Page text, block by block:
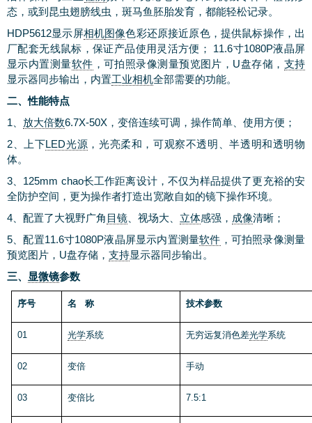
态，或到昆虫翅膀线虫，斑马鱼胚胎发育，都能轻松记录。
HDP5612显示屏相机图像色彩还原接近原色，提供鼠标操作，出
厂配套无线鼠标，保证产品使用灵活方便； 11.6寸1080P液晶屏
显示内置测量软件 ，可拍照录像测量预览图片，U盘存储， 支持
显示器同步输出， 内置工业相机全部需要的功能。
二、性能特点
1、 放大倍数6.7X-50X，变倍连续可调，操作简单、使用方便；
2
上下LED光源 ，光亮柔和，可观察不透明、半透明和透明物
体。
3
125mm chao长工作距离设计，不仅为样品提供了更充裕的安
全防护空间，更为操作者打造出宽敞自如的镜下操作环境。
4 、配置了大视野广角 目镜 、视场大、 立体感强， 成像清晰；
5 、配置11.6寸1080P液晶屏显示内置测量软件 ，可拍照录像测量
预览图片，U盘存储， 支持显示器同步输出 。
三、 显微镜参数
序号 名 称 技术参数
01 光学系统 无穷远复消色差光学系统
02 变倍 手动
03 变倍比 7.5:1